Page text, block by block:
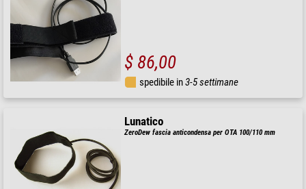
$ 86,00
spedibile in3-5 settimane
Lunatico
ZeroDew fascia anticondensa per OTA 100/110 mm